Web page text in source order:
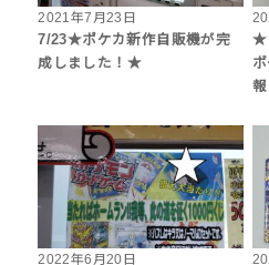
2021年7月23日
7/23★ポケカ新作自販機が完
成しました！★
★
2022年6月20日